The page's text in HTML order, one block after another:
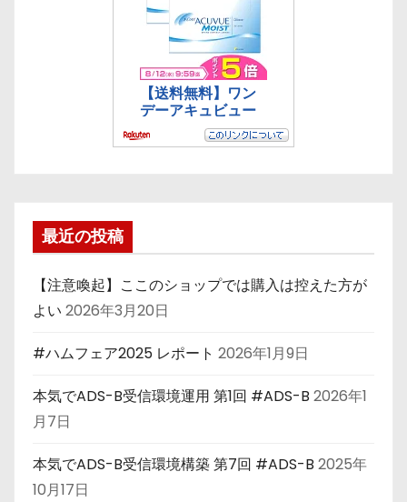
最近の投稿
【注意喚起】ここのショップでは購入は控えた方が
よい 2026年3月20日
#ハムフェア2025 レポート 2026年1月9日
本気でADS-B受信環境運用 第1回 #ADS-B 2026年1
月7日
本気でADS-B受信環境構築 第7回 #ADS-B 2025年
10月17日